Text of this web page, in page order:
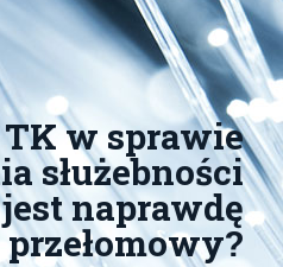
w sprawie
służebności
naprawdę
przełomowy?